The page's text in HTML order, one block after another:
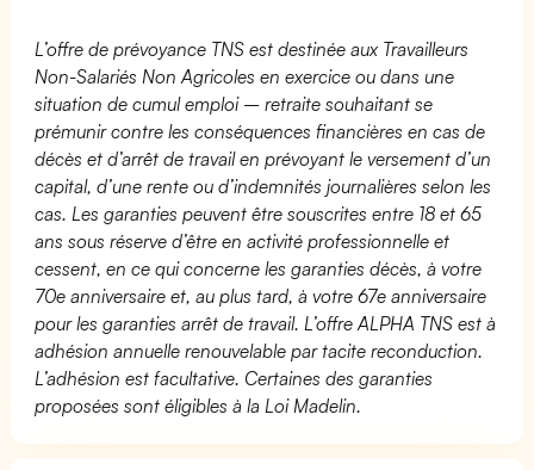
L’offre de prévoyance TNS est destinée aux Travailleurs
Non-Salariés Non Agricoles en exercice ou dans une
situation de cumul emploi – retraite souhaitant se
prémunir contre les conséquences financières en cas de
décès et d’arrêt de travail en prévoyant le versement d’un
capital, d’une rente ou d’indemnités journalières selon les
cas. Les garanties peuvent être souscrites entre 18 et 65
ans sous réserve d’être en activité professionnelle et
cessent, en ce qui concerne les garanties décès, à votre
70e anniversaire et, au plus tard, à votre 67e anniversaire
pour les garanties arrêt de travail. L’offre ALPHA TNS est à
adhésion annuelle renouvelable par tacite reconduction.
L’adhésion est facultative. Certaines des garanties
proposées sont éligibles à la Loi Madelin.